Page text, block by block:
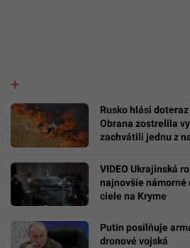
Rusko hlási
Obrana zostrelila
zachvátili jednu z
VIDEO Ukrajinská
najnovšie námorné
ciele na Kryme
Putin posilňuje
dronové vojská